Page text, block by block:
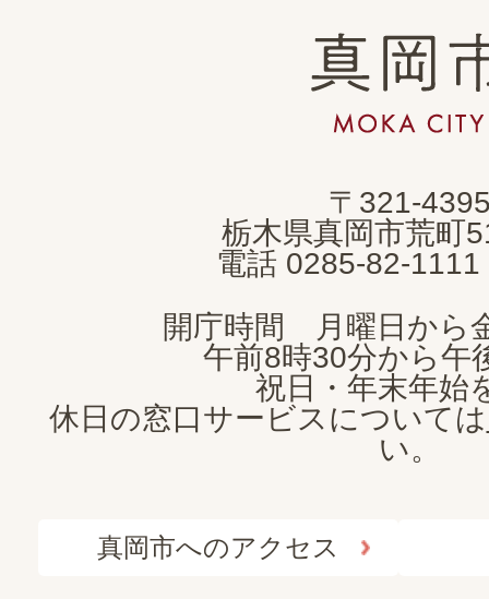
真
岡
市
CITY
〒321-
栃木県真岡市荒町
電話 0285-82-1111
開庁時間 月曜日から
午前8時30分から午
祝日・年末年始
休日の窓口サービスについては
い。
真岡市へのアクセス